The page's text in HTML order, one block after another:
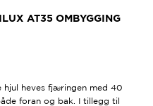
AT35 OMBYGGING
hjul heves fjæringen med 40
foran og bak. I tillegg til